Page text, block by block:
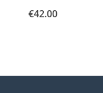
€42.00